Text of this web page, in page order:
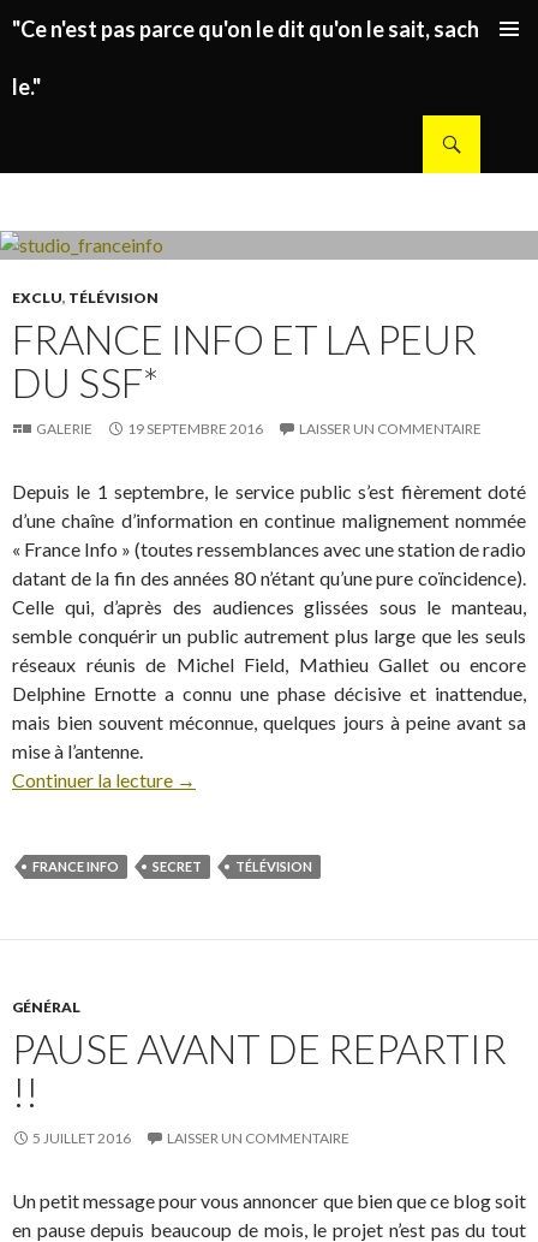
"Ce n'est pas parce qu'on le dit qu'on le sait, sachez
le."
EXCLU, TÉLÉVISION
FRANCE INFO ET LA PEUR
DU SSF*
GALERIE 19 SEPTEMBRE 2016 LAISSER UN COMMENTAIRE
Depuis le 1 septembre, le service public s’est fièrement doté
d’une chaîne d’information en continue malignement nommée
« France Info » (toutes ressemblances avec une station de radio
datant de la fin des années 80 n’étant qu’une pure coïncidence).
Celle qui, d’après des audiences glissées sous le manteau,
semble conquérir un public autrement plus large que les seuls
réseaux réunis de Michel Field, Mathieu Gallet ou encore
Delphine Ernotte a connu une phase décisive et inattendue,
mais bien souvent méconnue, quelques jours à peine avant sa
mise à l’antenne.
Continuer la lecture →
FRANCE INFO SECRET TÉLÉVISION
GÉNÉRAL
PAUSE AVANT DE REPARTIR
!!
5 JUILLET 2016 LAISSER UN COMMENTAIRE
Un petit message pour vous annoncer que bien que ce blog soit
en pause depuis beaucoup de mois, le projet n’est pas du tout